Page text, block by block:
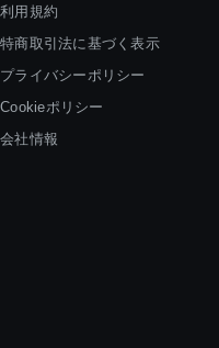
利用規約
特商取引法に基づく表示
プライバシーポリシー
Cookieポリシー
会社情報